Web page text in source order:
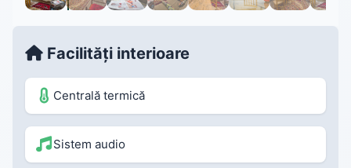
Facilități interioare
Centrală termică
Sistem audio